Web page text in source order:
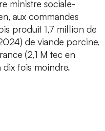
ministre sociale-
aux commandes
produit 1,7 million de
de viande porcine,
(2,1 M tec en
fois moindre.